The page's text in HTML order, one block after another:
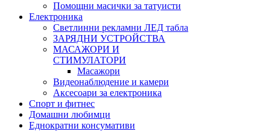
Помощни масички за татуисти
Електроника
Светлинни рекламни ЛЕД табла
ЗАРЯДНИ УСТРОЙСТВА
МАСАЖОРИ И
СТИМУЛАТОРИ
Масажори
Видеонаблюдение и камери
Аксесоари за електроника
Спорт и фитнес
Домашни любимци
Еднократни консумативи